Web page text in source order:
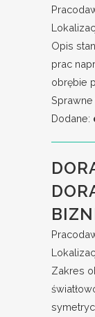
Opis
prac
obrębie
Sprawne
Dodane:
Zakres